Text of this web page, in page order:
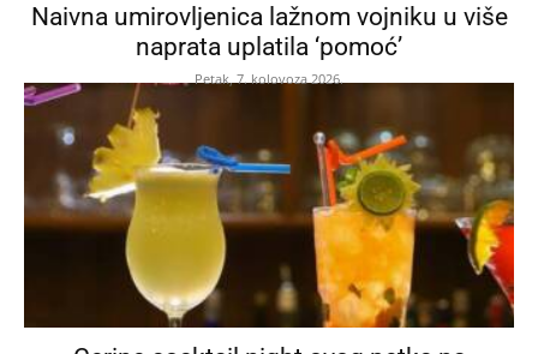
Naivna umirovljenica lažnom vojniku u više
naprata uplatila ‘pomoć’
Petak, 7. kolovoza 2026.